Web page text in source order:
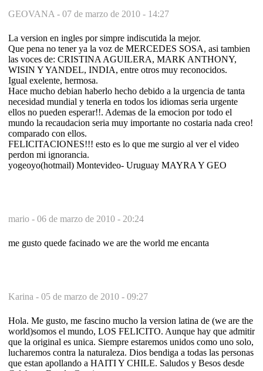
GEOVANA - 07 de marzo de 2010 - 14:27
La version en ingles por simpre indiscutida la mejor.
Que pena no tener ya la voz de MERCEDES SOSA, asi tambien
las voces de: CRISTINA AGUILERA, MARK ANTHONY,
WISIN Y YANDEL, INDIA, entre otros muy reconocidos.
Igual exelente, hermosa.
Hace mucho debian haberlo hecho debido a la urgencia de tanta
necesidad mundial y tenerla en todos los idiomas seria urgente
ellos no pueden esperar!!. Ademas de la emocion por todo el
mundo la recaudacion seria muy importante no costaria nada creo!
comparado con ellos.
FELICITACIONES!!! esto es lo que me surgio al ver el video
perdon mi ignorancia.
yogeoyo(hotmail) Montevideo- Uruguay MAYRA Y GEO
mario - 06 de marzo de 2010 - 20:24
me gusto quede facinado we are the world me encanta
Karina - 05 de marzo de 2010 - 09:27
Hola. Me gusto, me fascino mucho la version latina de (we are the
world)somos el mundo, LOS FELICITO. Aunque hay que admitir
que la original es unica. Siempre estaremos unidos como uno solo,
lucharemos contra la naturaleza. Dios bendiga a todas las personas
que estan apollando a HAITI Y CHILE. Saludos y Besos desde